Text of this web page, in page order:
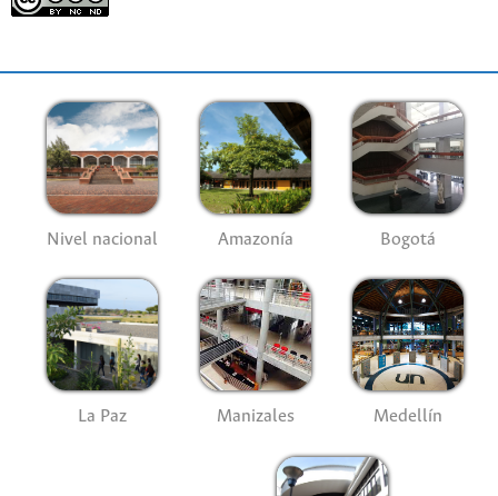
Nivel nacional Amazonía Bogotá
La Paz Manizales Medellín